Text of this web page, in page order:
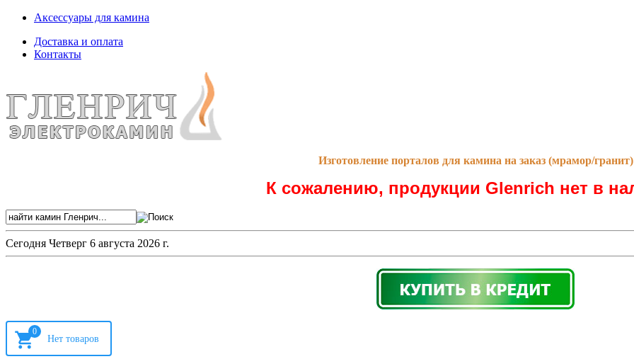
Аксессуары для камина
Доставка и оплата
Контакты
Изготовление порталов для камина на заказ (мрамор/гранит)
К сожалению, продукции Glenrich нет в
Сегодня Четверг 6 августа 2026 г.
0